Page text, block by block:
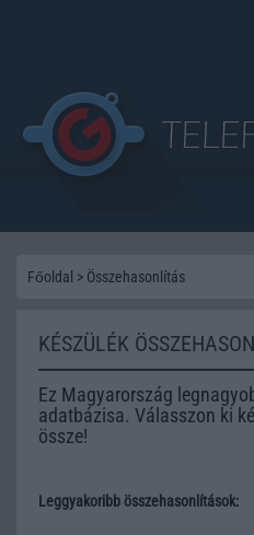
Főoldal > Összehasonlítás
KÉSZÜLÉK
Ez Magyarország
adatbázisa. Válasszon ki
össze!
Leggyakoribb összehasonlítások: